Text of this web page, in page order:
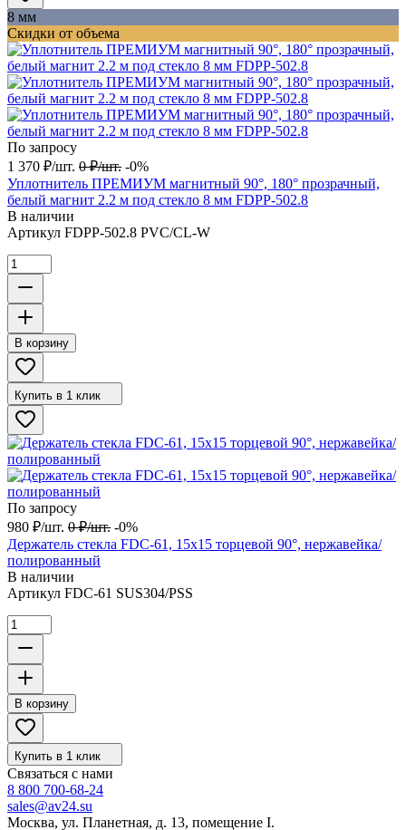
8 мм
Скидки от объема
По запросу
1 370 ₽/шт. 0 ₽/шт. -0%
Уплотнитель ПРЕМИУМ магнитный 90°, 180° прозрачный,
белый магнит 2.2 м под стекло 8 мм FDPP-502.8
В наличии
Артикул FDPP-502.8 PVC/CL-W
В корзину
Купить в 1 клик
По запросу
980 ₽/шт. 0 ₽/шт. -0%
Держатель стекла FDC-61, 15х15 торцевой 90°, нержавейка/
полированный
В наличии
Артикул FDC-61 SUS304/PSS
В корзину
Купить в 1 клик
Связаться с нами
8 800 700-68-24
sales@av24.su
Москва, ул. Планетная, д. 13, помещение I.